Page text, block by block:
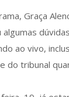
Graça
ao vivo,
do tribunal